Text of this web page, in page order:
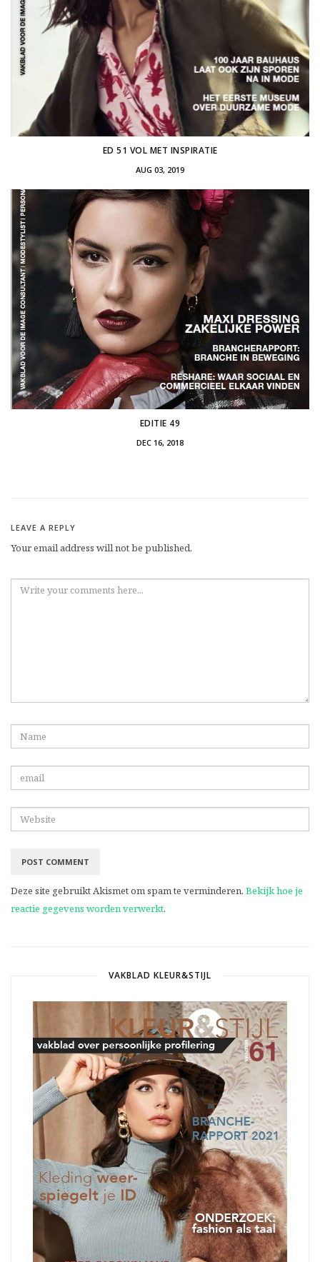
ED 51 VOL MET INSPIRATIE
AUG 03, 2019
EDITIE 49
DEC 16, 2018
LEAVE A REPLY
Your email address will not be published.
Deze site gebruikt Akismet om spam te verminderen. Bekijk hoe je
reactie gegevens worden verwerkt.
VAKBLAD KLEUR&STIJL